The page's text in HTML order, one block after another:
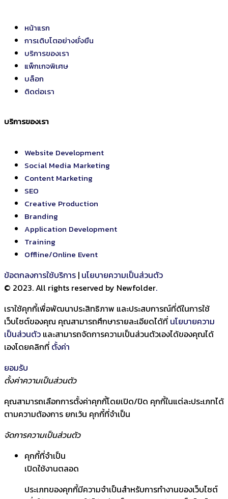
หน้าแรก
การเติบโตอย่างยั่งยืน
บริการของเรา
แพ็กเกจพิเศษ
บล็อก
ติดต่อเรา
บริการของเรา
Website Development
Social Media Marketing
Content Marketing
SEO
Creative Production
Branding
Application Development
Training
Offline/Online Event
ข้อตกลงการใช้บริการ | นโยบายความเป็นส่วนตัว
© 2023. All rights reserved by Newfolder.
เราใช้คุกกี้เพื่อพัฒนาประสิทธิภาพ และประสบการณ์ที่ดีในการใช้
เว็บไซต์ของคุณ คุณสามารถศึกษารายละเอียดได้ที่ นโยบายความ
เป็นส่วนตัว และสามารถจัดการความเป็นส่วนตัวเองได้ของคุณได้
เองโดยคลิกที่ ตั้งค่า
ยอมรับ
ตั้งค่าความเป็นส่วนตัว
คุณสามารถเลือกการตั้งค่าคุกกี้โดยเปิด/ปิด คุกกี้ในแต่ละประเภทได้
ตามความต้องการ ยกเว้น คุกกี้ที่จำเป็น
จัดการความเป็นส่วนตัว
คุกกี้ที่จำเป็น
เปิดใช้งานตลอด
ประเภทของคุกกี้มีความจำเป็นสำหรับการทำงานของเว็บไซต์